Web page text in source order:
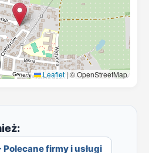
Leaflet | © OpenStreetMap
firmy i usługi